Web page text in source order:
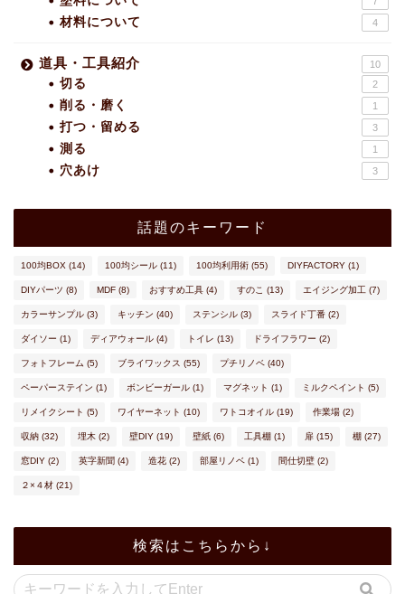
材料について 4
道具・工具紹介 10
切る 2
削る・磨く 1
打つ・留める 3
測る 1
穴あけ 3
話題のキーワード
100均BOX (14) 100均シール (11) 100均利用術 (55) DIYFACTORY (1)
DIYパーツ (8) MDF (8) おすすめ工具 (4) すのこ (13) エイジング加工 (7)
カラーサンプル (3) キッチン (40) ステンシル (3) スライド丁番 (2)
ダイソー (1) ディアウォール (4) トイレ (13) ドライフラワー (2)
フォトフレーム (5) ブライワックス (55) プチリノベ (40)
ペーパーステイン (1) ボンビーガール (1) マグネット (1) ミルクペイント (5)
リメイクシート (5) ワイヤーネット (10) ワトコオイル (19) 作業場 (2)
収納 (32) 埋木 (2) 壁DIY (19) 壁紙 (6) 工具棚 (1) 扉 (15) 棚 (27)
窓DIY (2) 英字新聞 (4) 造花 (2) 部屋リノベ (1) 間仕切壁 (2)
２×４材 (21)
検索はこちらから↓